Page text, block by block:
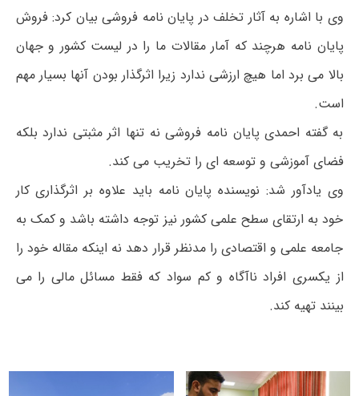
وی با اشاره به آثار تخلف در پایان نامه فروشی بیان کرد: فروش
پایان نامه هرچند که آمار مقالات ما را در لیست کشور و جهان
بالا می برد اما هیچ ارزشی ندارد زیرا اثرگذار بودن آنها بسیار مهم
است.
به گفته احمدی پایان نامه فروشی نه تنها اثر مثبتی ندارد بلکه
فضای آموزشی و توسعه ای را تخریب می کند.
وی یادآور شد: نویسنده پایان نامه باید علاوه بر اثرگذاری کار
خود به ارتقای سطح علمی کشور نیز توجه داشته باشد و کمک به
جامعه علمی و اقتصادی را مدنظر قرار دهد نه اینکه مقاله خود را
از یکسری افراد ناآگاه و کم سواد که فقط مسائل مالی را می
بینند تهیه کند.